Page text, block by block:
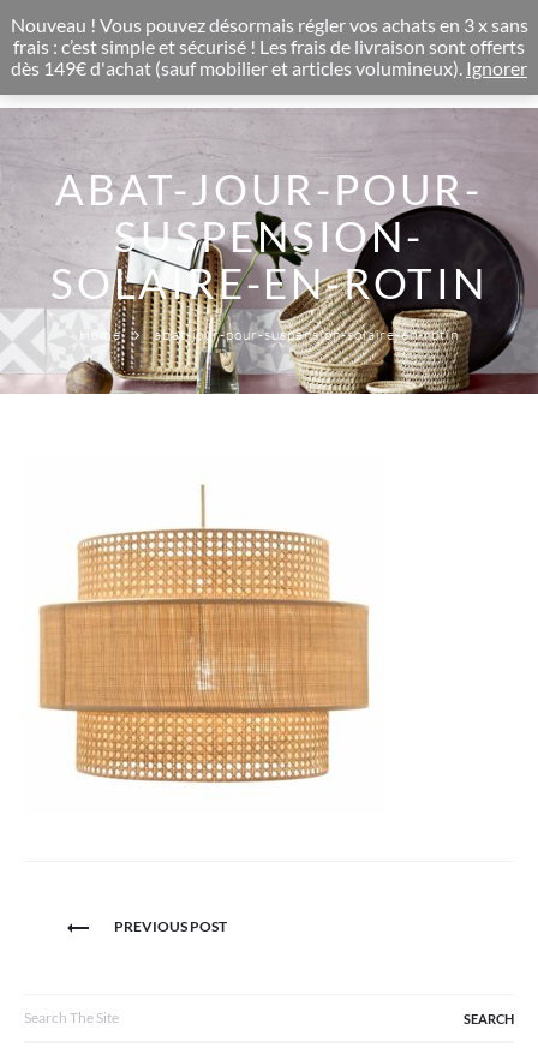
0
ABAT-JOUR-POUR-
SUSPENSION-
SOLAIRE-EN-ROTIN
Home abat-jour-pour-suspension-solaire-en-rotin
NavigationPREVIOUS POST
for:
Nouveau ! Vous pouvez désormais régler vos achats en 3 x sans
frais : c’est simple et sécurisé ! Les frais de livraison sont offerts
dès 149€ d'achat (sauf mobilier et articles volumineux). Ignorer